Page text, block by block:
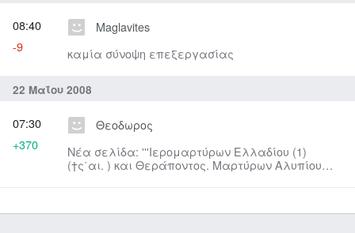
Maglavites
καμία σύνοψη επεξεργασίας
08:40
-9
22 Μαΐου 2008
Θεοδωρος
Νέα σελίδα: '''Ιερομαρτύρων Ελλαδίου (1)
(†ς΄αι. ) και Θεράποντος. Μαρτύρων Αλυπίου
07:30
+370